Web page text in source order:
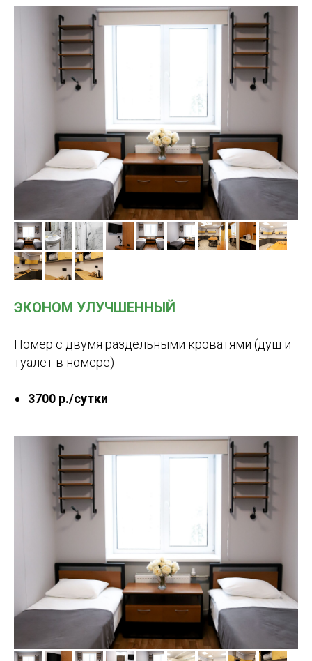
ЭКОНОМ УЛУЧШЕННЫЙ
Номер с двумя раздельными кроватями (душ и
туалет в номере)
3700 р./сутки